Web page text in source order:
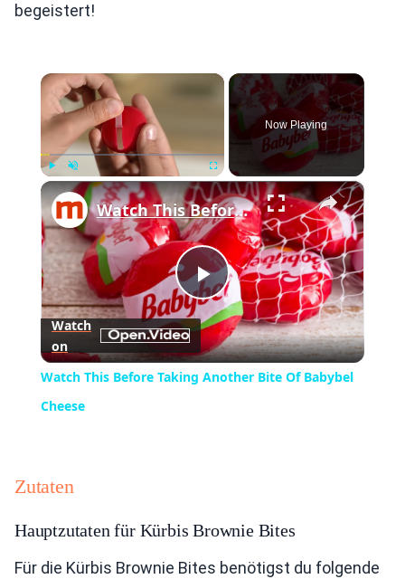
begeistert!
×
Play Unmute Fullscreen
Now Playing
×
Play
Video
Watch This Before Taking Another Bite Of Babybel Cheese
Watch
on
Watch This Before Taking Another Bite Of Babybel
Cheese
Zutaten
Hauptzutaten für Kürbis Brownie Bites
Für die Kürbis Brownie Bites benötigst du folgende